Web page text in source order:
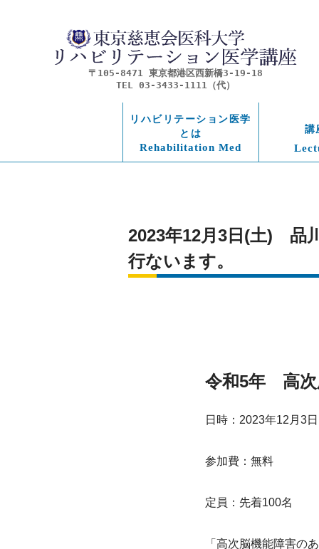
〒105-8471 東京都港区西新橋3-19-18
TEL 03-3433-1111（代）
リハビリテーション医学
とは
Rehabilitation Med
講
2023年12月3日(土)　品
行ないます。
令和5年　高
日時：2023年12月3
参加費：無料
定員：先着100名
「高次脳機能障害の